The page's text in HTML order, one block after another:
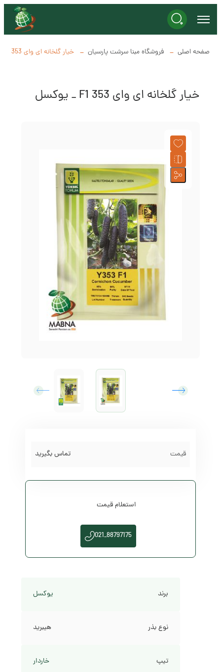
صفحه اصلی فروشگاه مبنا سرشت پارسیان خیار گلخانه ای وای 353 F1 _ یوکسل
خیار گلخانه ای وای 353 F1 _ یوکسل
تماس بگیرید
استعلام قیمت
021_88797175
برند یوکسل
نوع بذر هیبرید
تیپ خاردار